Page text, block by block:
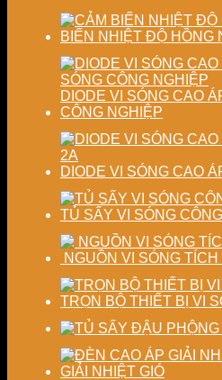
lượng
sấy
nghiệp
BIẾN NHIỆT ĐỘ HỒNG
DIODE VI SÓNG CAO
CÔNG NGHIỆP
DIODE VI SÓNG CAO
TỦ SẤY VI SÓNG
NGUỒN VI SÓNG
TRỌN BỘ THIẾT BỊ VI
GIẢI NHIỆT GIÓ